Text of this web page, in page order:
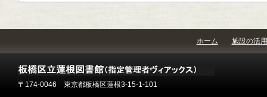
ホーム 施設の活用
〒174-0046 東京都板橋区蓮根3-15-1-101